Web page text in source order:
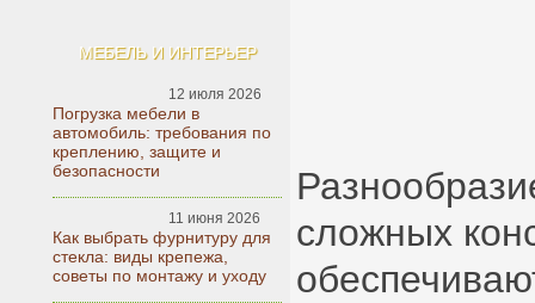
МЕБЕЛЬ И ИНТЕРЬЕР
12 июля 2026
Погрузка мебели в
автомобиль: требования по
креплению, защите и
безопасности
11 июня 2026
Как выбрать фурнитуру для
стекла: виды крепежа,
советы по монтажу и уходу
сложных